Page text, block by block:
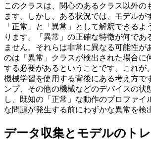
このクラスは、関心のあるクラス以外の
ます。しかし、ある状況では、モデルが
「正常」と「異常」として解釈できるよ
ります。「異常」の正確な特徴が何であ
ません。それらは非常に異なる可能性が
のは「異常」クラスが検出された場合に
する必要があるということです。これが
機械学習を使用する背後にある考え方で
ンプ、その他の機械などのデバイスの状
し、既知の「正常」な動作のプロファイ
な問題が発生する前にわずかな異常を検
データ収集とモデルのト